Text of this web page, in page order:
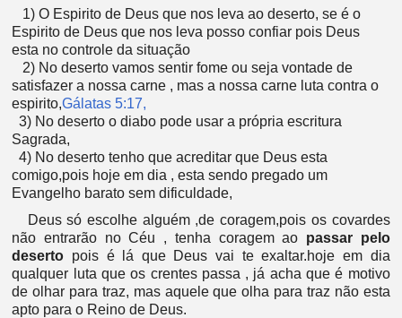
1) O Espirito de Deus que nos leva ao deserto, se é o
Espirito de Deus que nos leva posso confiar pois Deus
esta no controle da situação
2) No deserto vamos sentir fome ou seja vontade de
satisfazer a nossa carne , mas a nossa carne luta contra o
espirito,Gálatas 5:17,
3) No deserto o diabo pode usar a própria escritura
Sagrada,
4) No deserto tenho que acreditar que Deus esta
comigo,pois hoje em dia , esta sendo pregado um
Evangelho barato sem dificuldade,
Deus só escolhe alguém ,de coragem,pois os covardes
não entrarão no Céu , tenha coragem ao passar pelo
deserto pois é lá que Deus vai te exaltar.hoje em dia
qualquer luta que os crentes passa , já acha que é motivo
de olhar para traz, mas aquele que olha para traz não esta
apto para o Reino de Deus.